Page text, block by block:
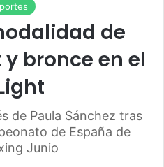
de
bronce en el
de Paula Sánchez tras
de España de
Junio